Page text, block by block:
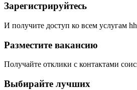
Зарегистрируйтесь
И получите доступ ко всем услугам
Разместите вакансию
Получайте отклики с контактами
Выбирайте лучших